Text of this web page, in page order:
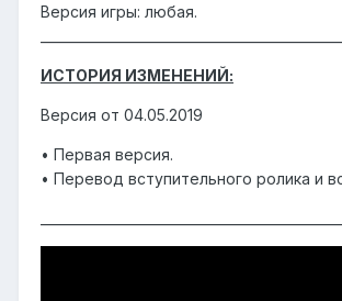
Версия игры: любая.
ИСТОРИЯ ИЗМЕНЕНИЙ:
Версия от 04.05.2019
• Первая версия.
• Перевод вступительного ролика и